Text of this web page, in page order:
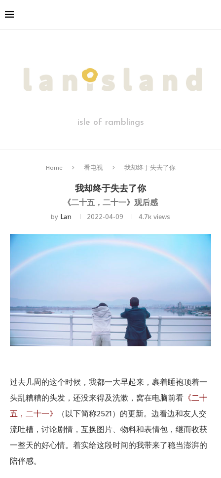
isle of ramblings
Home 看电视 我却终于失去了你
我却终于失去了你
《二十五，二十一》观后感
by Lan 2022-04-09 4.7k views
过去几周的这个时候，我都一大早起来，裹着睡袍顶着一
头乱糟糟的头发，还没来得及洗漱，窝在电脑前看 《二十
五，二十一》
（以下简称2521）的更新。边看边和友人交
流吐槽，讨论剧情，互换图片、物料和表情包，继而收获
一整天的好心情。着实给这段时间的我带来了稳当澎湃的
陪伴感。